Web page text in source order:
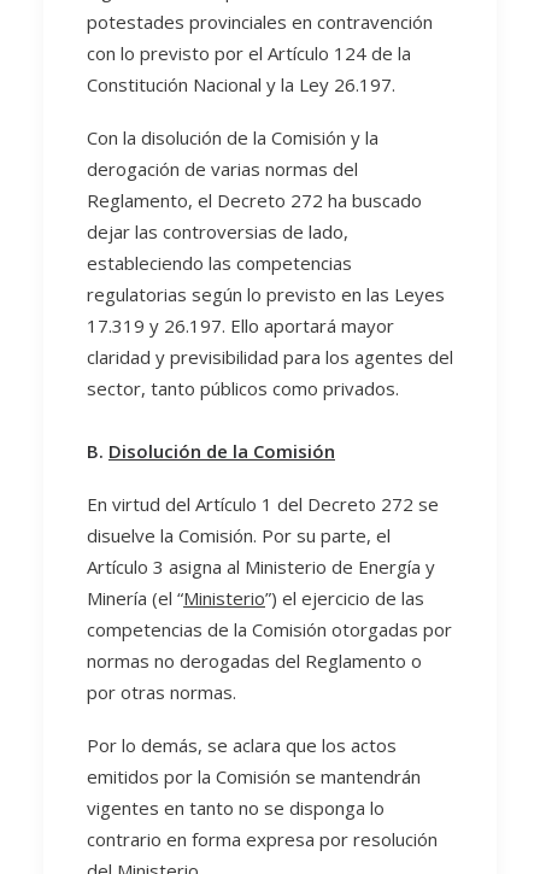
potestades provinciales en contravención
con lo previsto por el Artículo 124 de la
Constitución Nacional y la Ley 26.197.
Con la disolución de la Comisión y la
derogación de varias normas del
Reglamento, el Decreto 272 ha buscado
dejar las controversias de lado,
estableciendo las competencias
regulatorias según lo previsto en las Leyes
17.319 y 26.197. Ello aportará mayor
claridad y previsibilidad para los agentes del
sector, tanto públicos como privados.
B. Disolución de la Comisión
En virtud del Artículo 1 del Decreto 272 se
disuelve la Comisión. Por su parte, el
Artículo 3 asigna al Ministerio de Energía y
Minería (el “Ministerio”) el ejercicio de las
competencias de la Comisión otorgadas por
normas no derogadas del Reglamento o
por otras normas.
Por lo demás, se aclara que los actos
emitidos por la Comisión se mantendrán
vigentes en tanto no se disponga lo
contrario en forma expresa por resolución